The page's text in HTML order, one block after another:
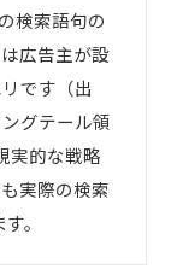
検索語句の
広告主が設
です（出
グテール領
実的な戦略
実際の検索
。